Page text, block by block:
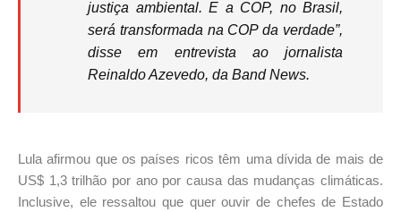
justiça ambiental. E a COP, no Brasil,
será transformada na COP da verdade”,
disse em entrevista ao jornalista
Reinaldo Azevedo, da Band News.
Lula afirmou que os países ricos têm uma dívida de mais de
US$ 1,3 trilhão por ano por causa das mudanças climáticas.
Inclusive, ele ressaltou que quer ouvir de chefes de Estado